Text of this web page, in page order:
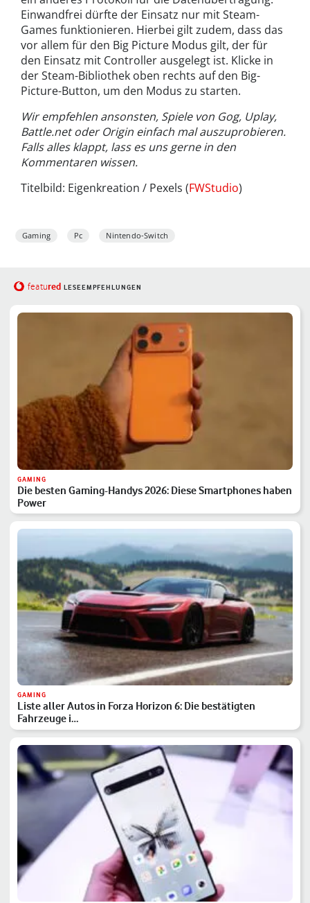
Einwandfrei dürfte der Einsatz nur mit Steam-
Games funktionieren. Hierbei gilt zudem, dass das
vor allem für den Big Picture Modus gilt, der für
den Einsatz mit Controller ausgelegt ist. Klicke in
der Steam-Bibliothek oben rechts auf den Big-
Picture-Button, um den Modus zu starten.
Wir empfehlen ansonsten, Spiele von Gog, Uplay,
Battle.net oder Origin einfach mal auszuprobieren.
Falls alles klappt, lass es uns gerne in den
Kommentaren wissen.
Titelbild: Eigenkreation / Pexels (FWStudio)
Gaming Pc Nintendo-Switch
featured LESEEMPFEHLUNGEN
GAMING
Die besten Gaming-Handys 2026: Diese Smartphones haben
Power
GAMING
Liste aller Autos in Forza Horizon 6: Die bestätigten
Fahrzeuge i…